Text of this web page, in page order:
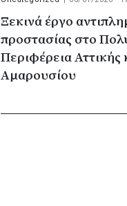
Ξεκινά έργο
προστασίας στο
Περιφέρεια Αττικής
Αμαρουσίου